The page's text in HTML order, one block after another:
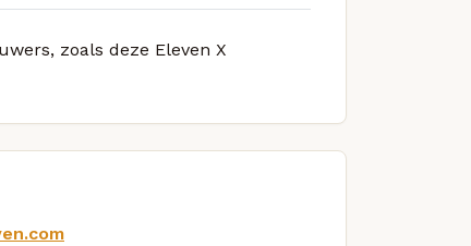
zoals deze Eleven X